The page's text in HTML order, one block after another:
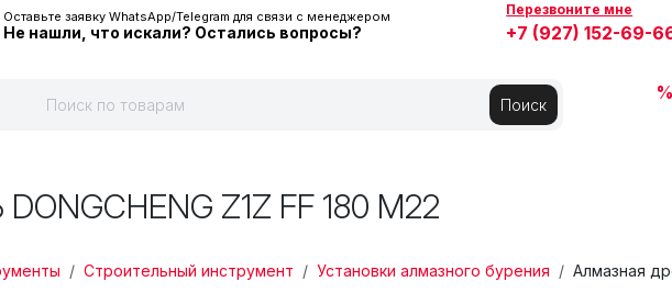
Оставьте заявку WhatsApp/Telegram для связи с менеджером
Не нашли, что искали? Остались вопросы?
Перезвоните мне
+7 (927) 152-69-
Поиск
Z1Z FF 180 М22
Строительный инструмент Установки алмазного бурения Алмазная